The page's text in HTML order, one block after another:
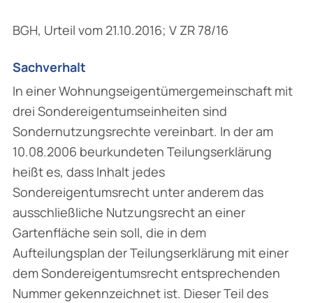
BGH, Urteil vom 21.10.2016; V ZR 78/16
Sachverhalt
In einer Wohnungseigentümergemeinschaft mit
drei Sondereigentumseinheiten sind
Sondernutzungsrechte vereinbart. In der am
10.08.2006 beurkundeten Teilungserklärung
heißt es, dass Inhalt jedes
Sondereigentumsrecht unter anderem das
ausschließliche Nutzungsrecht an einer
Gartenfläche sein soll, die in dem
Aufteilungsplan der Teilungs­erklärung mit einer
dem Sondereigentumsrecht entsprechenden
Nummer gekennzeichnet ist. Dieser Teil des